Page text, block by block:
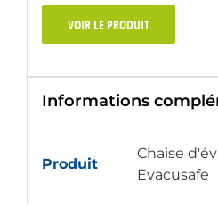
VOIR LE PRODUIT
Informations
Produit
Chaise
Evacusafe